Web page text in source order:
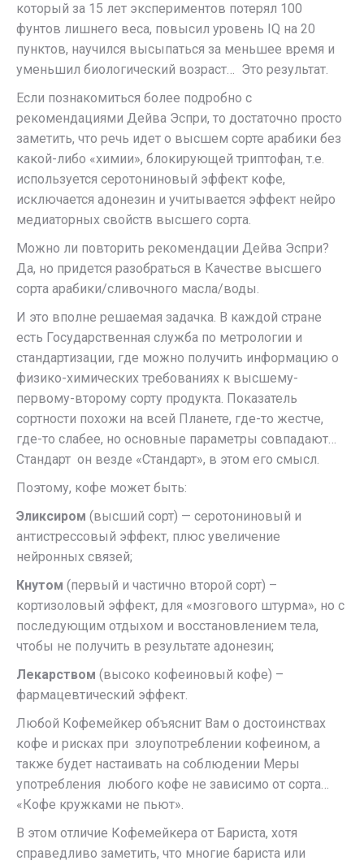
который за 15 лет экспериментов потерял 100
фунтов лишнего веса, повысил уровень IQ на 20
пунктов, научился высыпаться за меньшее время и
уменьшил биологический возраст… Это результат.
Если познакомиться более подробно с
рекомендациями Дейва Эспри, то достаточно просто
заметить, что речь идет о высшем сорте арабики без
какой-либо «химии», блокирующей триптофан, т.е.
используется серотониновый эффект кофе,
исключается адонезин и учитывается эффект нейро
медиаторных свойств высшего сорта.
Можно ли повторить рекомендации Дейва Эспри?
Да, но придется разобраться в Качестве высшего
сорта арабики/сливочного масла/воды.
И это вполне решаемая задачка. В каждой стране
есть Государственная служба по метрологии и
стандартизации, где можно получить информацию о
физико-химических требованиях к высшему-
первому-второму сорту продукта. Показатель
сортности похожи на всей Планете, где-то жестче,
где-то слабее, но основные параметры совпадают…
Стандарт он везде «Стандарт», в этом его смысл.
Поэтому, кофе может быть:
Эликсиром (высший сорт) — серотониновый и
антистрессовый эффект, плюс увеличение
нейронных связей;
Кнутом (первый и частично второй сорт) –
кортизоловый эффект, для «мозгового штурма», но с
последующим отдыхом и восстановлением тела,
чтобы не получить в результате адонезин;
Лекарством (высоко кофеиновый кофе) –
фармацевтический эффект.
Любой Кофемейкер объяснит Вам о достоинствах
кофе и рисках при злоупотреблении кофеином, а
также будет настаивать на соблюдении Меры
употребления любого кофе не зависимо от сорта…
«Кофе кружками не пьют».
В этом отличие Кофемейкера от Бариста, хотя
справедливо заметить, что многие бариста или